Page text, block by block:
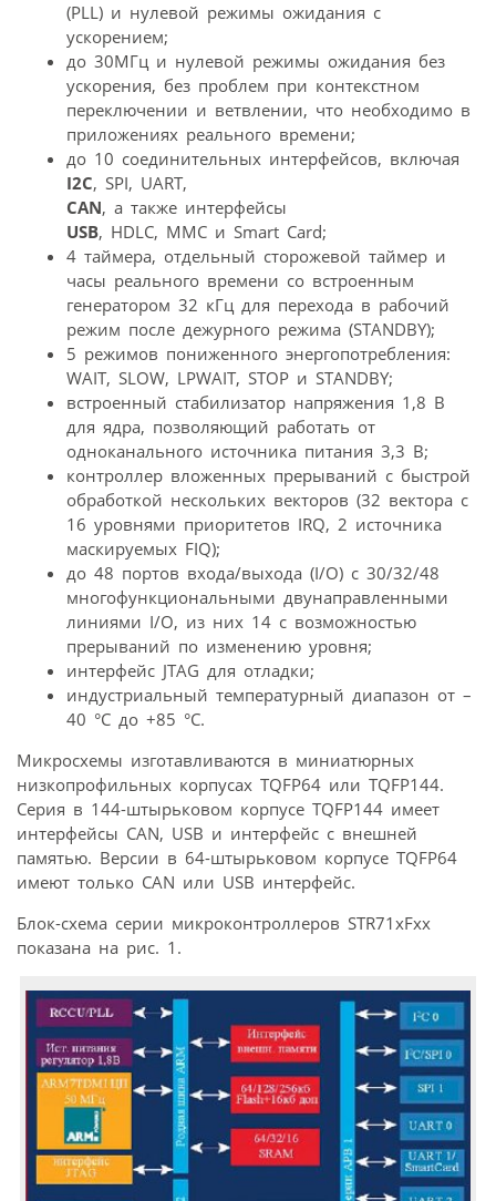
(PLL) и нулевой режимы ожидания с
ускорением;
до 30МГц и нулевой режимы ожидания без
ускорения, без проблем при контекстном
переключении и ветвлении, что необходимо в
приложениях реального времени;
до 10 соединительных интерфейсов, включая
I2C, SPI, UART,
CAN, а также интерфейсы
USB, HDLC, MMC и Smart Card;
4 таймера, отдельный сторожевой таймер и
часы реального времени со встроенным
генератором 32 кГц для перехода в рабочий
режим после дежурного режима (STANDBY);
5 режимов пониженного энергопотребления:
WAIT, SLOW, LPWAIT, STOP и STANDBY;
встроенный стабилизатор напряжения 1,8 В
для ядра, позволяющий работать от
одноканального источника питания 3,3 В;
контроллер вложенных прерываний с быстрой
обработкой нескольких векторов (32 вектора с
16 уровнями приоритетов IRQ, 2 источника
маскируемых FIQ);
до 48 портов входа/выхода (I/O) с 30/32/48
многофункциональными двунаправленными
линиями I/O, из них 14 с возможностью
прерываний по изменению уровня;
интерфейс JTAG для отладки;
индустриальный температурный диапазон от –
40 °C до +85 °C.
Микросхемы изготавливаются в миниатюрных
низкопрофильных корпусах TQFP64 или TQFP144.
Серия в 144-штырьковом корпусе TQFP144 имеет
интерфейсы CAN, USB и интерфейс с внешней
памятью. Версии в 64-штырьковом корпусе TQFP64
имеют только CAN или USB интерфейс.
Блок-схема серии микроконтроллеров STR71xFxx
показана на рис. 1.